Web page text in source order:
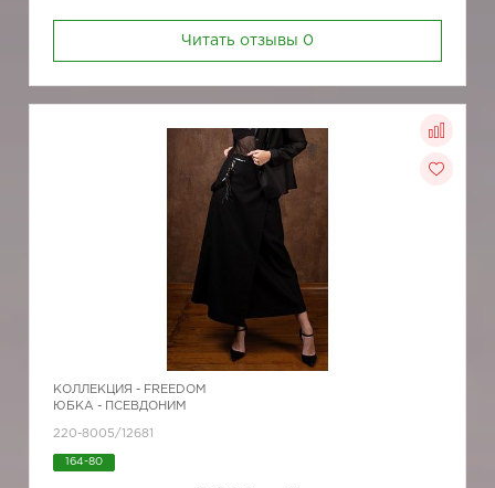
Читать отзывы 0
КОЛЛЕКЦИЯ - FREEDOM
ЮБКА - ПСЕВДОНИМ
220-8005/12681
164-80